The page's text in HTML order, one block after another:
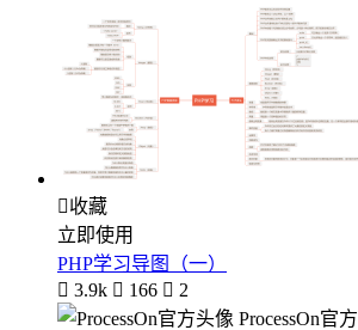
收藏
立即使用
PHP学习导图（一）
 3.9k  166  2
ProcessOn官方